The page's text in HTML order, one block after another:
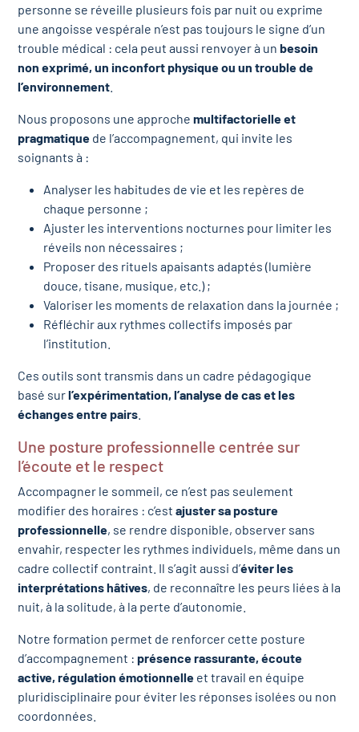
personne se réveille plusieurs fois par nuit ou exprime
une angoisse vespérale n’est pas toujours le signe d’un
trouble médical : cela peut aussi renvoyer à unbesoin
non exprimé, un inconfort physique ou un trouble de
l’environnement
Nous proposons une approchemultifactorielle et
pragmatique de l’accompagnement, qui invite les
soignants à :
Analyser les habitudes de vie et les repères de
chaque personne ;
Ajuster les interventions nocturnes pour limiter les
réveils non nécessaires ;
Proposer des rituels apaisants adaptés (lumière
douce, tisane, musique, etc.) ;
Valoriser les moments de relaxation dans la journée ;
Réfléchir aux rythmes collectifs imposés par
l’institution.
Ces outils sont transmis dans un cadre pédagogique
basé surl’expérimentation, l’analyse de cas et les
échanges entre pairs
Une posture professionnelle centrée sur
l’écoute et le respect
Accompagner le sommeil, ce n’est pas seulement
modifier des horaires : c’estajuster sa posture
professionnelle, se rendre disponible, observer sans
envahir, respecter les rythmes individuels, même dans un
cadre collectif contraint. Il s’agit aussi d’éviter les
interprétations hâtives, de reconnaître les peurs liées à la
nuit, à la solitude, à la perte d’autonomie.
Notre formation permet de renforcer cette posture
d’accompagnement :présence rassurante, écoute
active, régulation émotionnelle et travail en équipe
pluridisciplinaire pour éviter les réponses isolées ou non
coordonnées.